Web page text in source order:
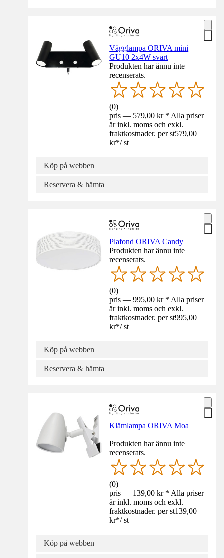
Vägglampa ORIVA mini
GU10 2x4W svart
Produkten har ännu inte
recenserats.
(0)
pris — 579,00 kr * Alla priser
är inkl. moms och exkl.
fraktkostnader. per st579,00
kr*/ st
Köp på webben
Reservera & hämta
Plafond ORIVA Candy
Produkten har ännu inte
recenserats.
(0)
pris — 995,00 kr * Alla priser
är inkl. moms och exkl.
fraktkostnader. per st995,00
kr*/ st
Köp på webben
Reservera & hämta
Klämlampa ORIVA Moa
Produkten har ännu inte
recenserats.
(0)
pris — 139,00 kr * Alla priser
är inkl. moms och exkl.
fraktkostnader. per st139,00
kr*/ st
Köp på webben